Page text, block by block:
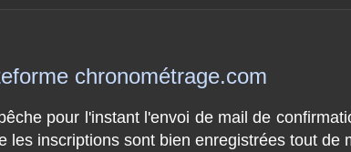
chronométrage.com
pour l'instant l'envoi de mail de
les inscriptions sont bien enregistrées tout de